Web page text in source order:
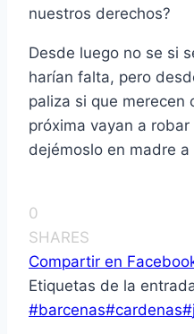
nuestros derechos?
Desde luego no se si
harí­an falta, pero
paliza si que merecen
próxima vayan a
dejémoslo en madre a
0
SHARES
Compartir en
Etiquetas de la
#barcenas#cardenas#